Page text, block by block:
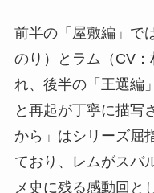
前半の「屋敷編」で
のり）とラム（CV
れ、後半の「王選編
と再起が丁寧に描写
から」はシリーズ屈
ており、レムがスバ
メ史に残る感動回と